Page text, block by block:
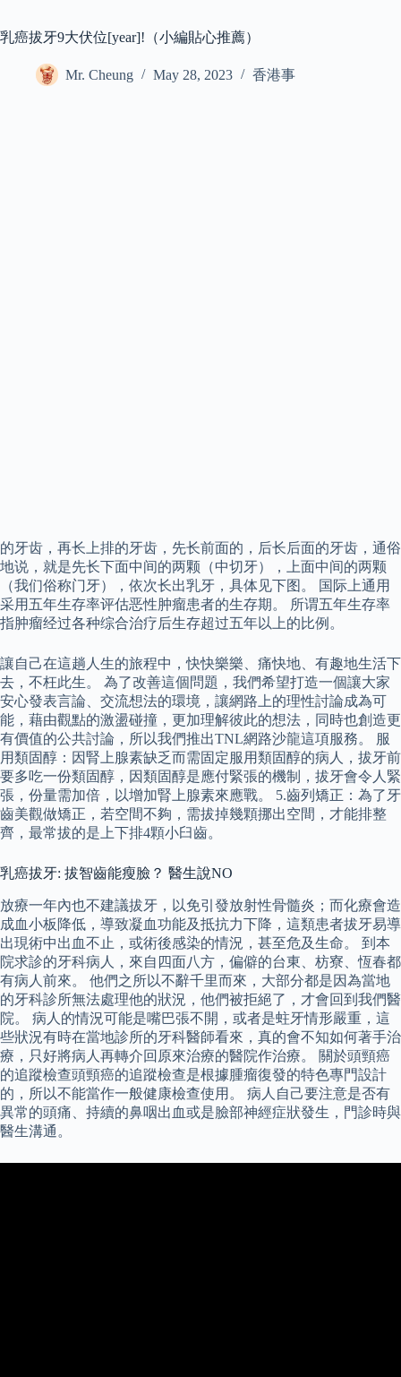
乳癌拔牙9大伏位[year]!（小編貼心推薦）
Mr. Cheung May 28, 2023 香港事
的牙齿，再长上排的牙齿，先长前面的，后长后面的牙齿，通俗
地说，就是先长下面中间的两颗（中切牙），上面中间的两颗
（我们俗称门牙），依次长出乳牙，具体见下图。 国际上通用
采用五年生存率评估恶性肿瘤患者的生存期。 所谓五年生存率
指肿瘤经过各种综合治疗后生存超过五年以上的比例。
讓自己在這趟人生的旅程中，快快樂樂、痛快地、有趣地生活下
去，不枉此生。 為了改善這個問題，我們希望打造一個讓大家
安心發表言論、交流想法的環境，讓網路上的理性討論成為可
能，藉由觀點的激盪碰撞，更加理解彼此的想法，同時也創造更
有價值的公共討論，所以我們推出TNL網路沙龍這項服務。 服
用類固醇：因腎上腺素缺乏而需固定服用類固醇的病人，拔牙前
要多吃一份類固醇，因類固醇是應付緊張的機制，拔牙會令人緊
張，份量需加倍，以增加腎上腺素來應戰。 5.齒列矯正：為了牙
齒美觀做矯正，若空間不夠，需拔掉幾顆挪出空間，才能排整
齊，最常拔的是上下排4顆小臼齒。
乳癌拔牙: 拔智齒能瘦臉？ 醫生說NO
放療一年內也不建議拔牙，以免引發放射性骨髓炎；而化療會造
成血小板降低，導致凝血功能及抵抗力下降，這類患者拔牙易導
出現術中出血不止，或術後感染的情況，甚至危及生命。 到本
院求診的牙科病人，來自四面八方，偏僻的台東、枋寮、恆春都
有病人前來。 他們之所以不辭千里而來，大部分都是因為當地
的牙科診所無法處理他的狀況，他們被拒絕了，才會回到我們醫
院。 病人的情況可能是嘴巴張不開，或者是蛀牙情形嚴重，這
些狀況有時在當地診所的牙科醫師看來，真的會不知如何著手治
療，只好將病人再轉介回原來治療的醫院作治療。 關於頭頸癌
的追蹤檢查頭頸癌的追蹤檢查是根據腫瘤復發的特色專門設計
的，所以不能當作一般健康檢查使用。 病人自己要注意是否有
異常的頭痛、持續的鼻咽出血或是臉部神經症狀發生，門診時與
醫生溝通。